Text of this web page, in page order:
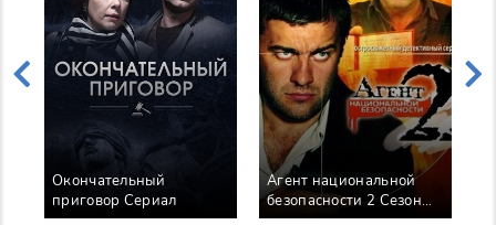
Окончательный
приговор Сериал
Агент национальной
безопасности 2 Сезон
Сериал